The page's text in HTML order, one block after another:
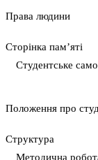
Права людини
Сторінка пам’яті
Студентське
Положення про
Cтруктура
Методична